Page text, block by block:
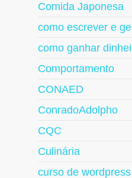
Comida Japonesa
como escrever e
como ganhar
Comportamento
CONAED
ConradoAdolpho
CQC
Culinária
curso de wordpress